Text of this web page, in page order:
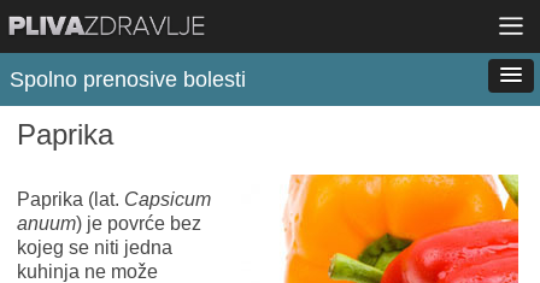
Spolno prenosive bolesti
Paprika
Paprika (lat. Capsicum
anuum) je povrće bez
kojeg se niti jedna
kuhinja ne može